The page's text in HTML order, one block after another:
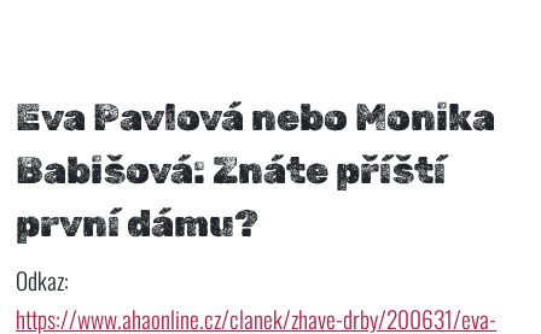
Eva Pavlová nebo Monika
Babišová: Znáte příští
první dámu?
Odkaz:
https://www.ahaonline.cz/clanek/zhave-drby/200631/eva-